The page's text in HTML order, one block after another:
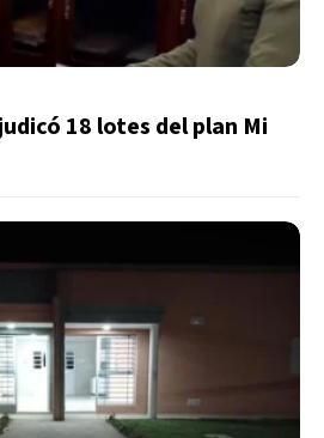
18 lotes del plan Mi